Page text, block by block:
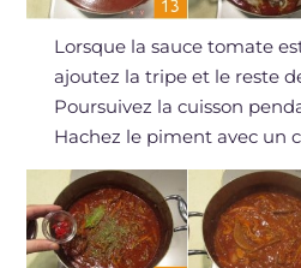
Lorsque la sauce tomate
ajoutez la tripe et le reste
Poursuivez la cuisson
Hachez le piment avec un